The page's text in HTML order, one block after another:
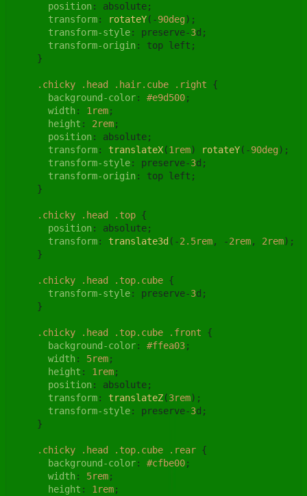
position: absolute;
transform: rotateY(-90deg);
transform-style: preserve-3d;
transform-origin: top left;
    }
.chicky .head .hair.cube .right {
background-color: #e9d500;
width: 1rem;
height : 2rem;
position: absolute;
transform: translateX(1rem) rotateY(-90deg);
transform-style: preserve-3d;
transform-origin: top left;
    }
.chicky .head .top {
position: absolute;
transform: translate3d (-2.5rem, -2rem, 2rem);
    }
.chicky .head .top.cube {
transform-style: preserve-3d;
    }
.chicky .head .top.cube .front {
background-color: #ffea03;
width: 5rem;
height : 1rem;
position: absolute;
transform: translateZ(3rem);
transform-style: preserve-3d;
    }
.chicky .head .top.cube .rear {
background-color: #cfbe00;
width: 5rem;
height : 1rem;